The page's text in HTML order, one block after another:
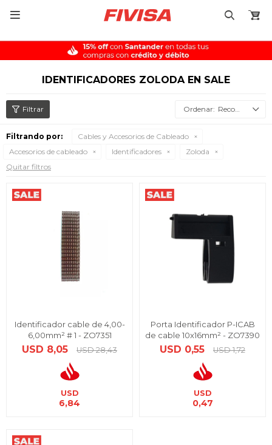

IDENTIFICADORES ZOLODA EN SALE
Recomendados
Filtrando por:
Cables y Accesorios de Cableado
Accesorios de cableado
Identificadores
Zoloda
Quitar filtros
Identificador cable de 4,00-
6,00mm² # 1 - ZO7351
USD 8,05 USD 28,43
USD
6,84
Porta Identificador P-ICAB
de cable 10x16mm² - ZO7390
USD 0,55 USD 1,72
USD
0,47